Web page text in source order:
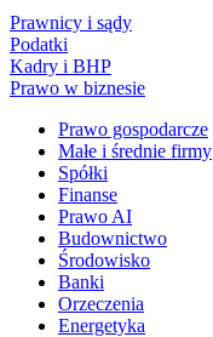
Prawnicy i sądy
Podatki
Kadry i BHP
Prawo w biznesie
Prawo gospodarcze
Małe i średnie firmy
Spółki
Finanse
Prawo AI
Budownictwo
Środowisko
Banki
Orzeczenia
Energetyka